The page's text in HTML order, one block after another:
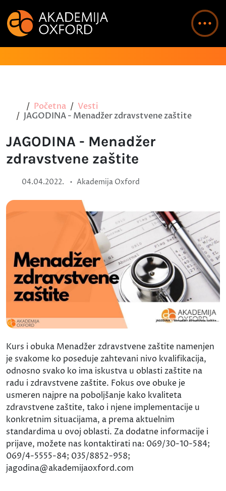
Početna
Vesti
JAGODINA - Menadžer zdravstvene zaštite
JAGODINA - Menadžer
zdravstvene zaštite
04.04.2022. • Akademija Oxford
Kurs i obuka Menadžer zdravstvene zaštite namenjen
je svakome ko poseduje zahtevani nivo kvalifikacija,
odnosno svako ko ima iskustva u oblasti zaštite na
radu i zdravstvene zaštite. Fokus ove obuke je
usmeren najpre na poboljšanje kako kvaliteta
zdravstvene zaštite, tako i njene implementacije u
konkretnim situacijama, a prema aktuelnim
standardima u ovoj oblasti. Za dodatne informacije i
prijave, možete nas kontaktirati na: 069/30-10-584;
069/4-5555-84; 035/8852-958;
jagodina@akademijaoxford.com